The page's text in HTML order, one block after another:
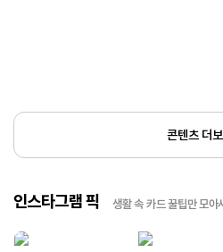
콘텐츠 더
인스타그램 픽 생활 속 카드 꿀팁만 모아